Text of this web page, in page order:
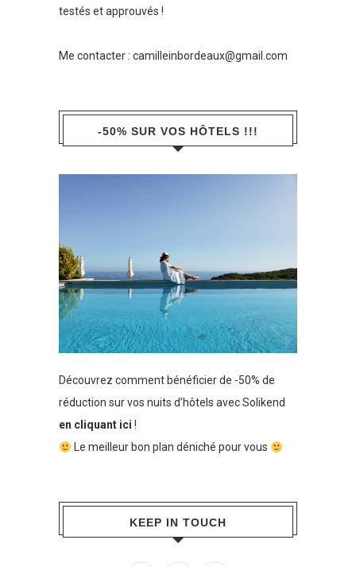
testés et approuvés !
Me contacter : camilleinbordeaux@gmail.com
-50% SUR VOS HÔTELS !!!
Découvrez comment bénéficier de -50% de
réduction sur vos nuits d’hôtels avec Solikend
en cliquant ici !
Le meilleur bon plan déniché pour vous
KEEP IN TOUCH